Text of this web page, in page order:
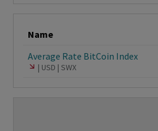
Name
Average Rate BitCoin Index
USD SWX